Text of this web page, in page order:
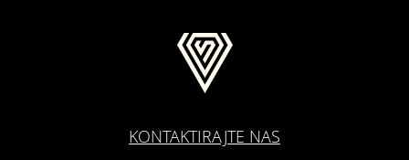
KONTAKTIRAJTE NAS